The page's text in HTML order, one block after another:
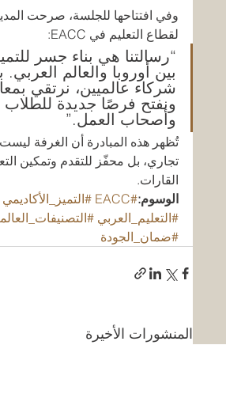
وفي افتتاحها للجلسة، صرحت
لقطاع التعليم في EACC:
“رسالتنا هي بناء جسر
بين أوروبا والعالم العربي.
شركاء عالميين، نرتقي
ونفتح فرصًا جديدة للطلاب
وأصحاب العمل.”
تُظهر هذه المبادرة أن الغرفة
تجاري، بل محفّز للتقدم وتمكين
القارات.
الوسوم:#EACC
#التميز_الأكاديمي
#التعليم_العربي
#ضمان_الجودة
المنشورات الأخيرة